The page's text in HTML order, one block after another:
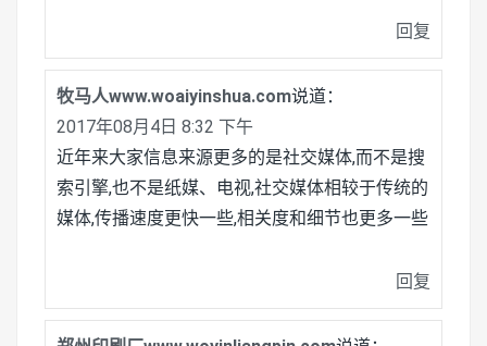
回复
牧马人www.woaiyinshua.com说道：
2017年08月4日 8:32 下午
近年来大家信息来源更多的是社交媒体,而不是搜
索引擎,也不是纸媒、电视,社交媒体相较于传统的
媒体,传播速度更快一些,相关度和细节也更多一些
回复